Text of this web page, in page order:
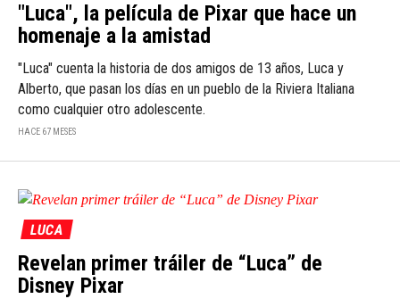
"Luca", la película de Pixar que hace un
homenaje a la amistad
"Luca" cuenta la historia de dos amigos de 13 años, Luca y
Alberto, que pasan los días en un pueblo de la Riviera Italiana
como cualquier otro adolescente.
HACE 67 MESES
LUCA
Revelan primer tráiler de “Luca” de
Disney Pixar